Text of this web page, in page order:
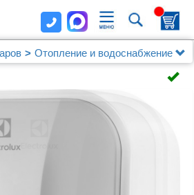
Отопление и водоснабжение
Electrolux
EWH 10 Q-Bic U